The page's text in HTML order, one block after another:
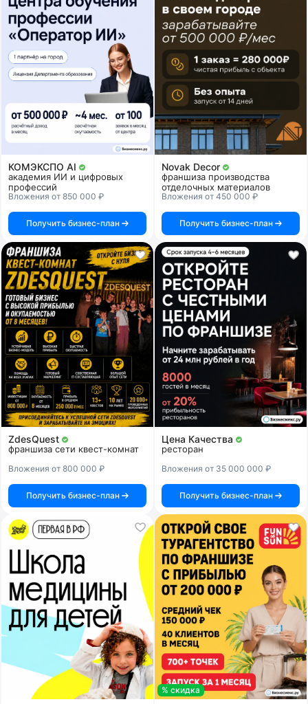
КОМЭКСПО AI
академия ИИ и цифровых
профессий
Вложения от 850 000 ₽
Получить бизнес-план
Novak Decor
франшиза производства
отделочных материалов
Вложения от 450 000 ₽
Получить бизнес-план
ZdesQuest
франшиза сети квест-комнат
Вложения от 800 000 ₽
Получить бизнес-план
Цена Качества
ресторан
Вложения от 35 000 000 ₽
Получить бизнес-план
% скидка